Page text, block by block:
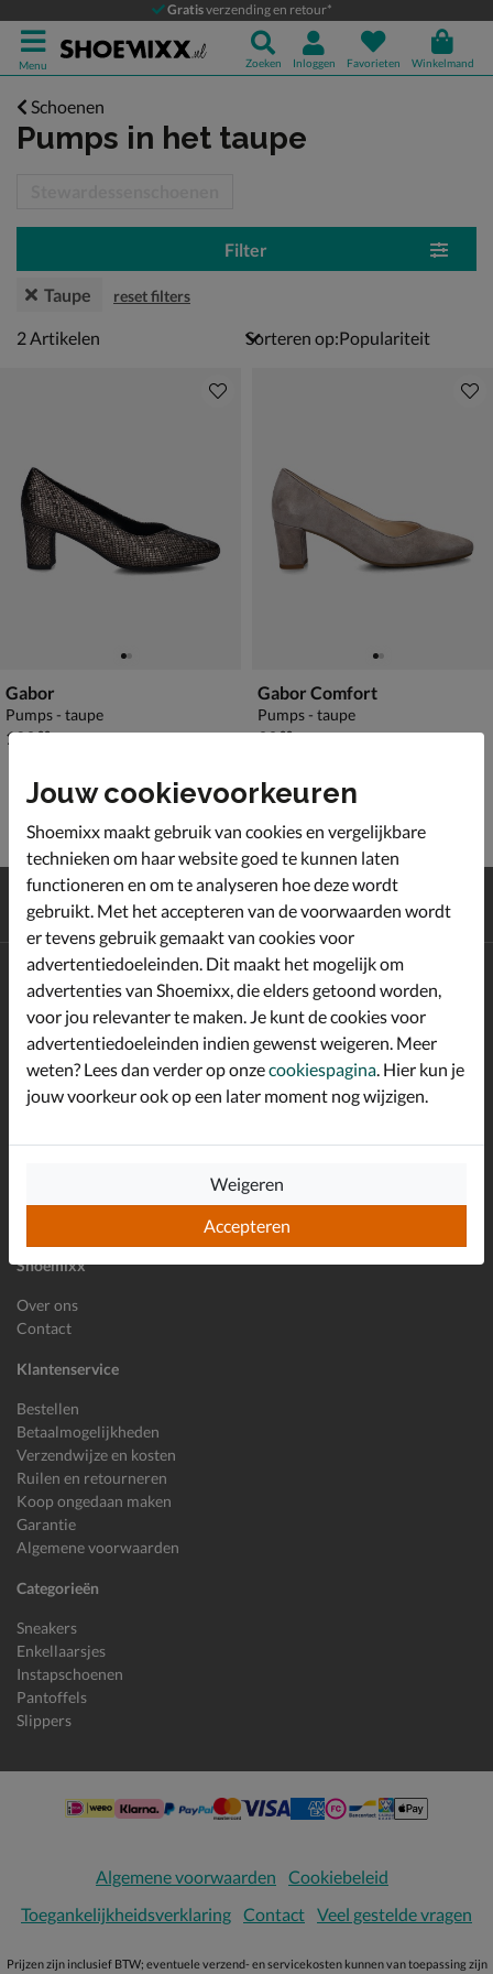
Gratisverzending en retour*
Menu Zoeken Inloggen Favorieten Winkelmand
Schoenen
Pumps in het taupe
Filter
Taupe reset filters
2 artikelen
2Artikelen Sorteren op:
Gabor
Pumps - taupe
€ 129,99
129,99
Gabor Comfort
Pumps - taupe
€ 99,99
99,99
Gratisverzending en retour*
Achterafbetalen
Shoemixx
Over ons
Contact
Klantenservice
Bestellen
Betaalmogelijkheden
Verzendwijze en kosten
Ruilen en retourneren
Koop ongedaan maken
Garantie
Algemene voorwaarden
Categorieën
Sneakers
Enkellaarsjes
Instapschoenen
Pantoffels
Slippers
Altijd op de hoogte zijn?
Schrijf je in voor de Shoemixx nieuwsbrief en ontvang €10,-
welkomstkorting!*
E-mailadres
Algemene voorwaarden
Cookiebeleid
Toegankelijkheidsverklaring Contact Veel gestelde vragen
Prijzen zijn inclusief BTW; eventuele verzend- en servicekosten kunnen van toepassing zijn
Jouw cookievoorkeuren
Shoemixx maakt gebruik van cookies en vergelijkbare
technieken om haar website goed te kunnen laten
functioneren en om te analyseren hoe deze wordt
gebruikt. Met het accepteren van de voorwaarden wordt
er tevens gebruik gemaakt van cookies voor
advertentiedoeleinden. Dit maakt het mogelijk om
advertenties van Shoemixx, die elders getoond worden,
voor jou relevanter te maken. Je kunt de cookies voor
advertentiedoeleinden indien gewenst weigeren. Meer
weten? Lees dan verder op onzecookiespagina . Hier kun je
jouw voorkeur ook op een later moment nog wijzigen.
Accepteren
Weigeren